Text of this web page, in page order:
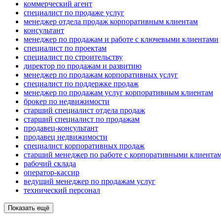
коммерческий агент
специалист по продаже услуг
менеджер отдела продаж корпоративным клиентам
консультант
менеджер по продажам и работе с ключевыми клиентами
специалист по проектам
специалист по строительству
директор по продажам и развитию
менеджер по продажам корпоративных услуг
специалист по поддержке продаж
менеджер по продажам услуг корпоративным клиентам
брокер по недвижимости
старший специалист отдела продаж
старший специалист по продажам
продавец-консультант
продавец недвижимости
специалист корпоративных продаж
старший менеджер по работе с корпоративными
рабочий склада
оператор-кассир
ведущий менеджер по продажам услуг
технический персонал
Показать ещё